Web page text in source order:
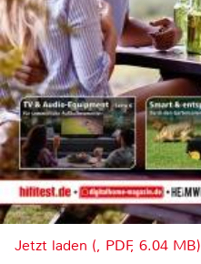
Jetzt laden (, PDF, 6.04 MB)